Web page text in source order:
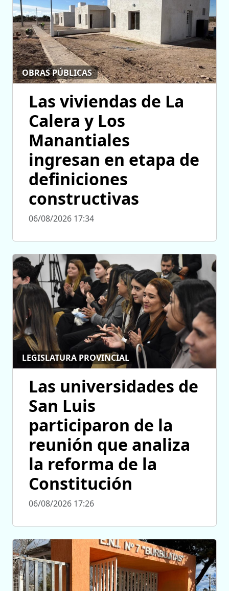
OBRAS PÚBLICAS
Las viviendas de La
Calera y Los
Manantiales
ingresan en etapa de
definiciones
constructivas
06/08/2026 17:34
LEGISLATURA PROVINCIAL
Las universidades de
San Luis
participaron de la
reunión que analiza
la reforma de la
Constitución
06/08/2026 17:26